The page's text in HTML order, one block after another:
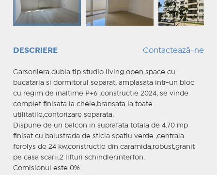
DESCRIERE Contactează-ne
Garsoniera dubla tip studio living open space cu
bucataria si dormitorul separat, amplasata intr-un bloc
cu regim de inaltime P+6 ,constructie 2024, se vinde
complet finisata la cheie,bransata la toate
utilitatile,contorizare separata.
Dispune de un balcon in suprafata totala de 4.70 mp
finisat cu balustrada de sticla spatiu verde ,centrala
ferolys de 24 kw,constructie din caramida,robust,granit
pe casa scarii,2 lifturi schindler,interfon.
Comisionul este 0%.